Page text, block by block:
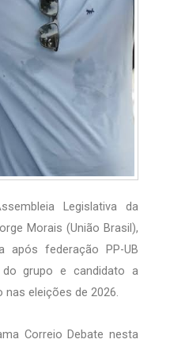
Legislativa da
Morais (União Brasil),
após federação PP-UB
grupo e candidato a
eleições de 2026.
Correio Debate nesta